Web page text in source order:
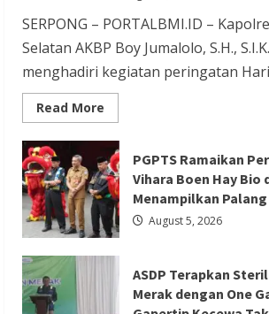
Redaksi 01 August 5, 2026
Berita Nasional
Berita Sosial dan
Berita Trending
Sejarah Berdirinya Vihara
Tangerang selatan
Redaksi 01
SERPONG – PORTALBMI.ID –
Selatan AKBP Boy Jumalolo, S.H.,
menghadiri kegiatan peringatan
Read More
more
Kapolres
Tangsel
Hadiri
Perayaan
HUT
Vihara
Boen
Hay
Bio,
Perkuat
Sinergitas
POLRI
PGPTS Ramaikan
Vihara Boen Hay Bio
Menampilkan
August 5, 2026
ASDP Terapkan
Merak dengan One